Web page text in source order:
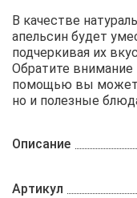
В качестве
апельсин будет
подчеркивая их
Обратите внимание
помощью вы
но и полезные
Описание
Артикул